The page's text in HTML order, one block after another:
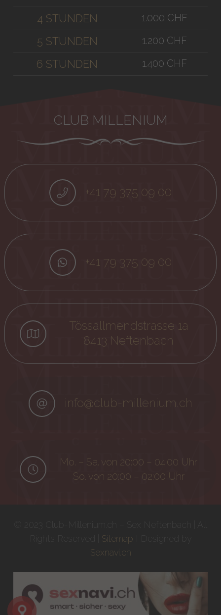
4 STUNDEN 1.000 CHF
5 STUNDEN 1.200 CHF
6 STUNDEN 1.400 CHF
CLUB MILLENIUM
+41 79 375 09 00
+41 79 375 09 00
Tössallmendstrasse 1a
8413 Neftenbach
info@club-millenium.ch
Mo. – Sa. von 20:00 – 04:00 Uhr
So. von 20:00 – 02:00 Uhr
Sitemap
Sexnavi.ch